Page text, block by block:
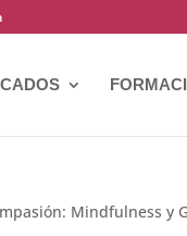
Mindfulness y